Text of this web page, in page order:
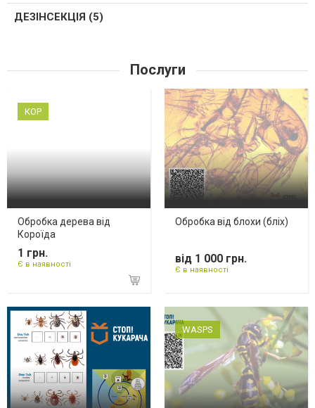
ДЕЗІНСЕКЦІЯ (5)
Послуги
КОР
Обробка дерева від
Короїда
1 грн.
Є в наявності
Обробка від блохи (бліх)
від 1 000 грн.
Є в наявності
WASPS